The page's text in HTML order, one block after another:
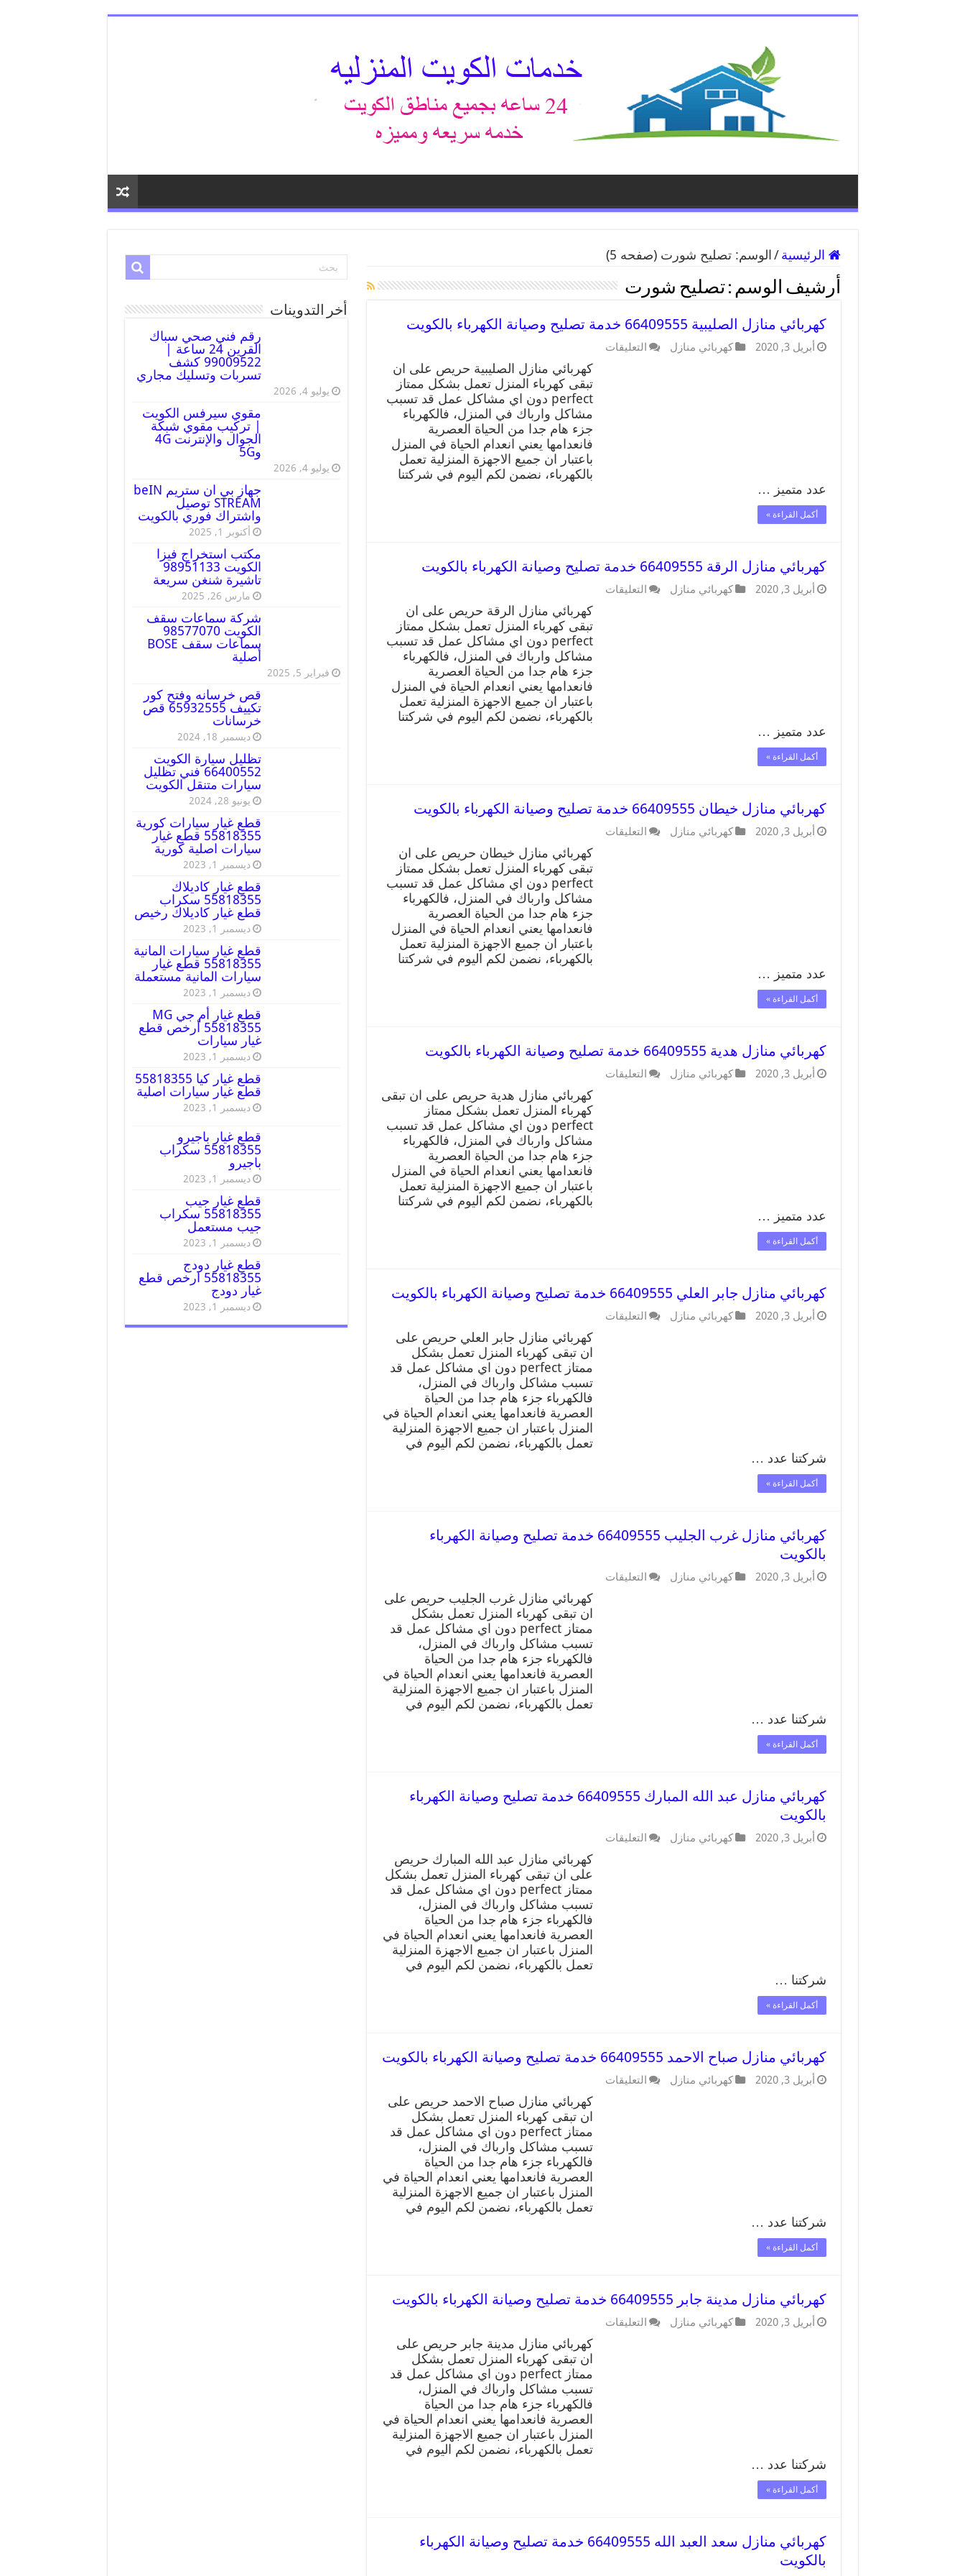
الرئيسية / الوسم:تصليح شورت (صفحه 5)
أرشيف الوسم :تصليح شورت
كهربائي منازل الصليبية 66409555 خدمة تصليح وصيانة الكهرباء بالكويت
أبريل 3, 2020 كهربائي منازل التعليقات
كهربائي منازل الصليبية حريص على ان
تبقى كهرباء المنزل تعمل بشكل ممتاز
perfect دون اي مشاكل عمل قد تسبب
مشاكل وارباك في المنزل، فالكهرباء
جزء هام جدا من الحياة العصرية
فانعدامها يعني انعدام الحياة في المنزل
باعتبار ان جميع الاجهزة المنزلية تعمل
بالكهرباء، نضمن لكم اليوم في شركتنا
عدد متميز …
أكمل القراءة »
كهربائي منازل الرقة 66409555 خدمة تصليح وصيانة الكهرباء بالكويت
أبريل 3, 2020 كهربائي منازل التعليقات
كهربائي منازل الرقة حريص على ان
تبقى كهرباء المنزل تعمل بشكل ممتاز
perfect دون اي مشاكل عمل قد تسبب
مشاكل وارباك في المنزل، فالكهرباء
جزء هام جدا من الحياة العصرية
فانعدامها يعني انعدام الحياة في المنزل
باعتبار ان جميع الاجهزة المنزلية تعمل
بالكهرباء، نضمن لكم اليوم في شركتنا
عدد متميز …
أكمل القراءة »
كهربائي منازل خيطان 66409555 خدمة تصليح وصيانة الكهرباء بالكويت
أبريل 3, 2020 كهربائي منازل التعليقات
كهربائي منازل خيطان حريص على ان
تبقى كهرباء المنزل تعمل بشكل ممتاز
perfect دون اي مشاكل عمل قد تسبب
مشاكل وارباك في المنزل، فالكهرباء
جزء هام جدا من الحياة العصرية
فانعدامها يعني انعدام الحياة في المنزل
باعتبار ان جميع الاجهزة المنزلية تعمل
بالكهرباء، نضمن لكم اليوم في شركتنا
عدد متميز …
أكمل القراءة »
كهربائي منازل هدية 66409555 خدمة تصليح وصيانة الكهرباء بالكويت
أبريل 3, 2020 كهربائي منازل التعليقات
كهربائي منازل هدية حريص على ان تبقى
كهرباء المنزل تعمل بشكل ممتاز
perfect دون اي مشاكل عمل قد تسبب
مشاكل وارباك في المنزل، فالكهرباء
جزء هام جدا من الحياة العصرية
فانعدامها يعني انعدام الحياة في المنزل
باعتبار ان جميع الاجهزة المنزلية تعمل
بالكهرباء، نضمن لكم اليوم في شركتنا
عدد متميز …
أكمل القراءة »
كهربائي منازل جابر العلي 66409555 خدمة تصليح وصيانة الكهرباء بالكويت
أبريل 3, 2020 كهربائي منازل التعليقات
كهربائي منازل جابر العلي حريص على
ان تبقى كهرباء المنزل تعمل بشكل
ممتاز perfect دون اي مشاكل عمل قد
تسبب مشاكل وارباك في المنزل،
فالكهرباء جزء هام جدا من الحياة
العصرية فانعدامها يعني انعدام الحياة في
المنزل باعتبار ان جميع الاجهزة المنزلية
تعمل بالكهرباء، نضمن لكم اليوم في
شركتنا عدد …
أكمل القراءة »
كهربائي منازل غرب الجليب 66409555 خدمة تصليح وصيانة الكهرباء
بالكويت
أبريل 3, 2020 كهربائي منازل التعليقات
كهربائي منازل غرب الجليب حريص على
ان تبقى كهرباء المنزل تعمل بشكل
ممتاز perfect دون اي مشاكل عمل قد
تسبب مشاكل وارباك في المنزل،
فالكهرباء جزء هام جدا من الحياة
العصرية فانعدامها يعني انعدام الحياة في
المنزل باعتبار ان جميع الاجهزة المنزلية
تعمل بالكهرباء، نضمن لكم اليوم في
شركتنا عدد …
أكمل القراءة »
كهربائي منازل عبد الله المبارك 66409555 خدمة تصليح وصيانة الكهرباء
بالكويت
أبريل 3, 2020 كهربائي منازل التعليقات
كهربائي منازل عبد الله المبارك حريص
على ان تبقى كهرباء المنزل تعمل بشكل
ممتاز perfect دون اي مشاكل عمل قد
تسبب مشاكل وارباك في المنزل،
فالكهرباء جزء هام جدا من الحياة
العصرية فانعدامها يعني انعدام الحياة في
المنزل باعتبار ان جميع الاجهزة المنزلية
تعمل بالكهرباء، نضمن لكم اليوم في
شركتنا …
أكمل القراءة »
كهربائي منازل صباح الاحمد 66409555 خدمة تصليح وصيانة الكهرباء بالكويت
أبريل 3, 2020 كهربائي منازل التعليقات
كهربائي منازل صباح الاحمد حريص على
ان تبقى كهرباء المنزل تعمل بشكل
ممتاز perfect دون اي مشاكل عمل قد
تسبب مشاكل وارباك في المنزل،
فالكهرباء جزء هام جدا من الحياة
العصرية فانعدامها يعني انعدام الحياة في
المنزل باعتبار ان جميع الاجهزة المنزلية
تعمل بالكهرباء، نضمن لكم اليوم في
شركتنا عدد …
أكمل القراءة »
كهربائي منازل مدينة جابر 66409555 خدمة تصليح وصيانة الكهرباء بالكويت
أبريل 3, 2020 كهربائي منازل التعليقات
كهربائي منازل مدينة جابر حريص على
ان تبقى كهرباء المنزل تعمل بشكل
ممتاز perfect دون اي مشاكل عمل قد
تسبب مشاكل وارباك في المنزل،
فالكهرباء جزء هام جدا من الحياة
العصرية فانعدامها يعني انعدام الحياة في
المنزل باعتبار ان جميع الاجهزة المنزلية
تعمل بالكهرباء، نضمن لكم اليوم في
شركتنا عدد …
أكمل القراءة »
كهربائي منازل سعد العبد الله 66409555 خدمة تصليح وصيانة الكهرباء
بالكويت
أخر التدوينات
رقم فني صحي سباك
القرين 24 ساعة |
99009522 كشف
تسربات وتسليك مجاري
يوليو 4, 2026
مقوي سيرفس الكويت
| تركيب مقوي شبكة
الجوال والإنترنت 4G
و5G
يوليو 4, 2026
جهاز بي ان ستريم beIN
STREAM توصيل
واشتراك فوري بالكويت
أكتوبر 1, 2025
مكتب استخراج فيزا
الكويت 98951133
تاشيرة شنغن سريعة
مارس 26, 2025
شركة سماعات سقف
الكويت 98577070
سماعات سقف BOSE
أصلية
فبراير 5, 2025
قص خرسانه وفتح كور
تكييف 65932555 قص
خرسانات
ديسمبر 18, 2024
تظليل سيارة الكويت
66400552 فني تظليل
سيارات متنقل الكويت
يونيو 28, 2024
قطع غيار سيارات كورية
55818355 قطع غيار
سيارات اصلية كورية
ديسمبر 1, 2023
قطع غيار كاديلاك
55818355 سكراب
قطع غيار كاديلاك رخيص
ديسمبر 1, 2023
قطع غيار سيارات المانية
55818355 قطع غيار
سيارات المانية مستعملة
ديسمبر 1, 2023
قطع غيار أم جي MG
55818355 أرخص قطع
غيار سيارات
ديسمبر 1, 2023
قطع غيار كيا 55818355
قطع غيار سيارات اصلية
ديسمبر 1, 2023
قطع غيار باجيرو
55818355 سكراب
باجيرو
ديسمبر 1, 2023
قطع غيار جيب
55818355 سكراب
جيب مستعمل
ديسمبر 1, 2023
قطع غيار دودج
55818355 ارخص قطع
غيار دودج
ديسمبر 1, 2023